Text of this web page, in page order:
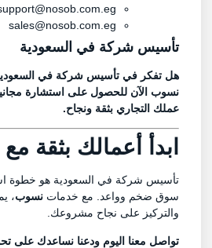
support@nosob.com.eg
sales@nosob.com.eg
تأسيس شركة في السعودية
هل تفكر في تأسيس شركة في
نسوب الآن للحصول على استشارة
عملك التجاري بثقة ونجاح.
ابدأ أعمالك بثقة
تأسيس شركة في السعودية هو خطوة
سوق ضخم وواعد. مع خدماتنسوب،
والتركيز على نجاح مشروعك.
تواصل معنا اليوم ودعنا نساعدك على